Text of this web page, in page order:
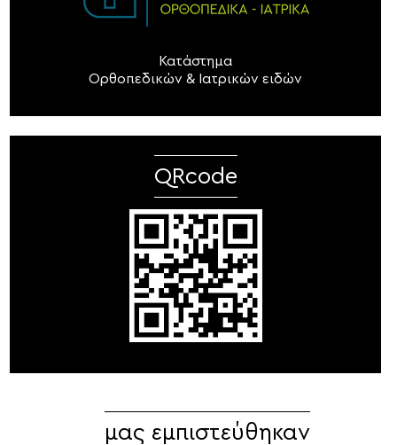
Κατάστημα
Ορθοπεδικών & Ιατρικών ειδών
QRcode
μας εμπιστεύθηκαν